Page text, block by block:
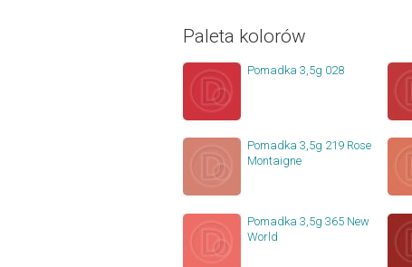
Paleta kolorów
Pomadka 3,5g 028
Pomadka 3,5g 219 Rose
Montaigne
Pomadka 3,5g 365 New
World